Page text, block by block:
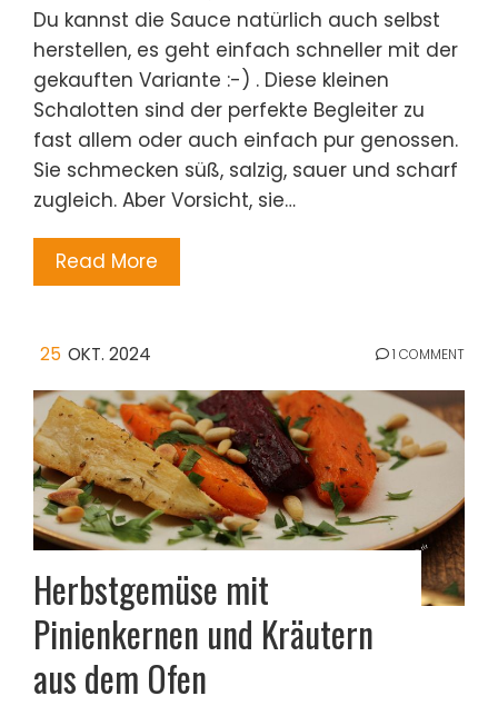
Du kannst die Sauce natürlich auch selbst
herstellen, es geht einfach schneller mit der
gekauften Variante :-) . Diese kleinen
Schalotten sind der perfekte Begleiter zu
fast allem oder auch einfach pur genossen.
Sie schmecken süß, salzig, sauer und scharf
zugleich. Aber Vorsicht, sie…
Read More
25 OKT. 2024 1 COMMENT
Herbstgemüse mit
Pinienkernen und Kräutern
aus dem Ofen